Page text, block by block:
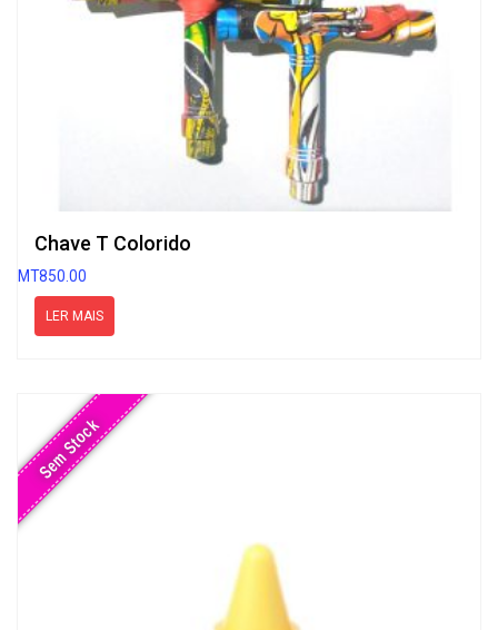
Chave T Colorido
MT850.00
LER MAIS
Sem Stock